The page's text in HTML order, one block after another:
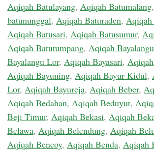
Aqiqah Batulayang, Aqiqah Batumalang,
batununggal, Aqiqah Baturaden,
Aqiqah Batusari, Aqiqah Batusumur,
Aqiqah Batutumpang, Aqiqah
Bayalangu Lor, Aqiqah Bayasari,
Aqiqah Bayuning, Aqiqah Bayur Kidul,
Lor, Aqiqah Bayureja, Aqiqah Beber,
Aqiqah Bedahan, Aqiqah Beduyut,
Beji Timur, Aqiqah Bekasi, Aqiqah
Belawa, Aqiqah Belendung, Aqiqah
Aqiqah Bencoy, Aqiqah Benda, Aqiqah